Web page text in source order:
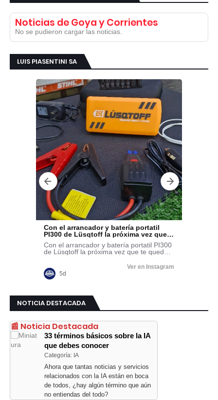
Noticias de Goya y Corrientes
No se pudieron cargar las noticias.
LUIS PIASENTINI SA
NOTICIA DESTACADA
📰 Noticia Destacada
33 términos básicos sobre la IA
que debes conocer
Categoría: IA
Ahora que tantas noticias y servicios
relacionados con la IA están en boca
de todos, ¿hay algún término que aún
no entiendas del todo?